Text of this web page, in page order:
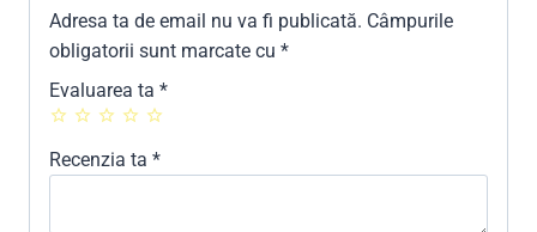
Adresa ta de email nu va fi publicată. Câmpurile
obligatorii sunt marcate cu *
Evaluarea ta *
Recenzia ta *